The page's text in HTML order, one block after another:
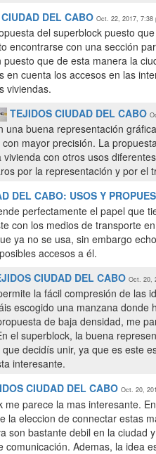
DEL CABO Oct. 22, 2017, 7:38
del superblock puesto
encontrarse con una sección
que de esta manera la
en cuenta los accesos en las
viviendas.
TEJIDOS CIUDAD DEL CABO
una buena representación
mayor precisión. La
con otros usos
por la representación y por
DEL CABO: USOS Y
perfectamente el papel que
con los medios de transporte
ya no se usa, sin embargo
accesos a él.
CIUDAD DEL CABO Oct. 20,
la fácil compresión de las
escogido una manzana
de baja densidad, me
el superblock, la buena
decidís unir, ya que es este
interesante.
CIUDAD DEL CABO Oct. 20,
me parece la mas interesante.
la eleccion de connectar estas
son bastante debil en la
comunicación. Ademas, la idea